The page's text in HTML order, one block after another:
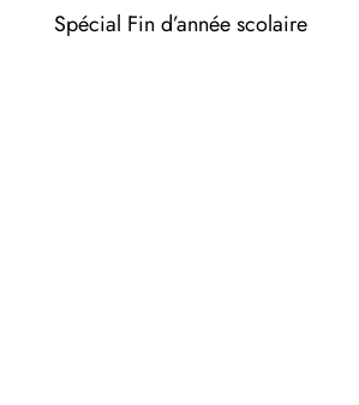
Spécial Fin d’année scolaire